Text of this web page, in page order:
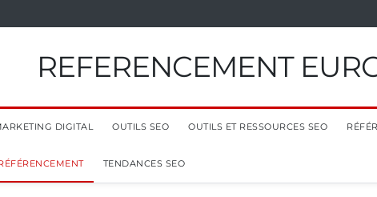
REFERENCEMENT
DIGITAL OUTILS SEO OUTILS ET RESSOURCES SEO
TENDANCES SEO